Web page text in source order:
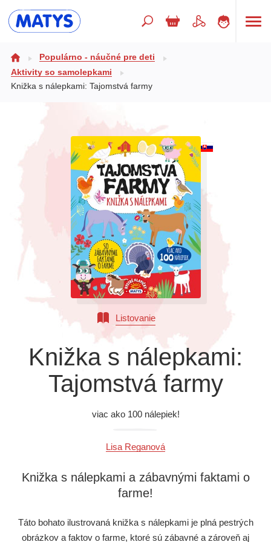
Populárno - náučné pre deti
Výchova a pedagogika
Všetky kategórie
Populárno - náučné pre deti
Aktivity so samolepkami
Knižka s nálepkami: Tajomstvá farmy
Listovanie
Knižka s nálepkami:
Tajomstvá farmy
viac ako 100 nálepiek!
Lisa Reganová
Knižka s nálepkami a zábavnými faktami o
farme!
Táto bohato ilustrovaná knižka s nálepkami je plná pestrých
obrázkov a faktov o farme, ktoré sú zábavné a zároveň aj